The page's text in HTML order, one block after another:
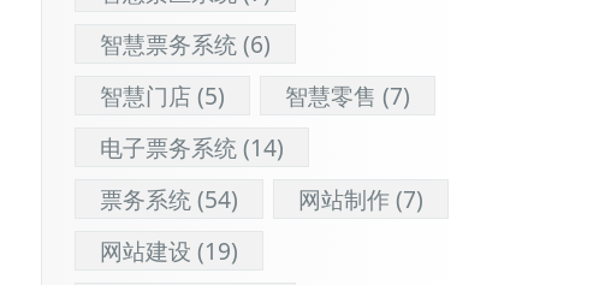
智慧票务系统(6)
智慧门店(5) 智慧零售 (7)
电子票务系统(14)
票务系统(54) 网站制作(7)
网站建设 (19)